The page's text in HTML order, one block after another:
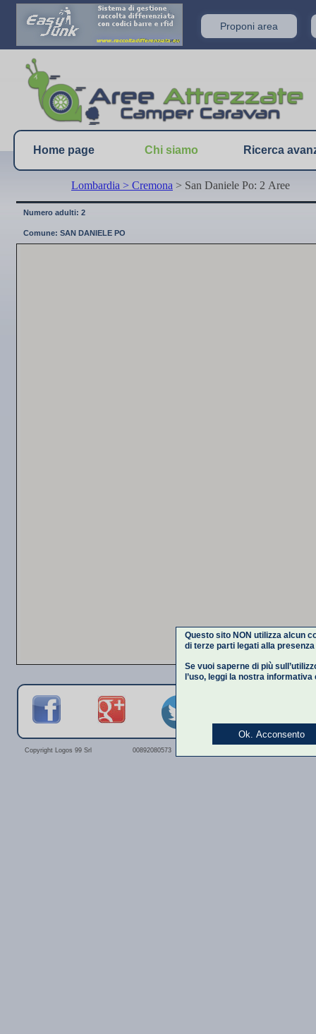
Home page Chi siamo Ricerca
Copyright Logos 99 Srl 00892080573
Numero adulti: 2
Comune: SAN DANIELE PO
Lombardia > Cremona > San Daniele Po: 2 Aree
Proponi area
Questo sito NON utilizza alcun
di terze parti legati alla
Se vuoi saperne di più
l’uso, leggi la nostra informativa
Ok. Acconsento